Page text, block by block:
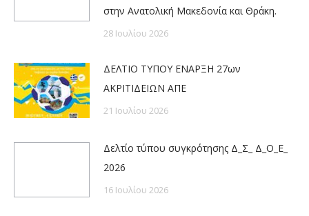
στην Ανατολική Μακεδονία και Θράκη.
28 Ιουλίου 2026
ΔΕΛΤΙΟ ΤΥΠΟΥ ΕΝΑΡΞΗ 27ων
ΑΚΡΙΤΙΔΕΙΩΝ ΑΠΕ
21 Ιουλίου 2026
Δελτίο τύπου συγκρότησης Δ_Σ_ Δ_Ο_Ε_
2026
16 Ιουλίου 2026